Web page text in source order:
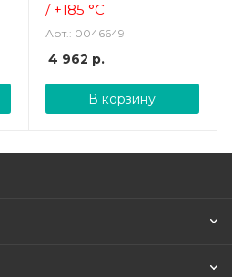
/ +185 °C
Арт.: 0046649
4 962 р.
В корзину